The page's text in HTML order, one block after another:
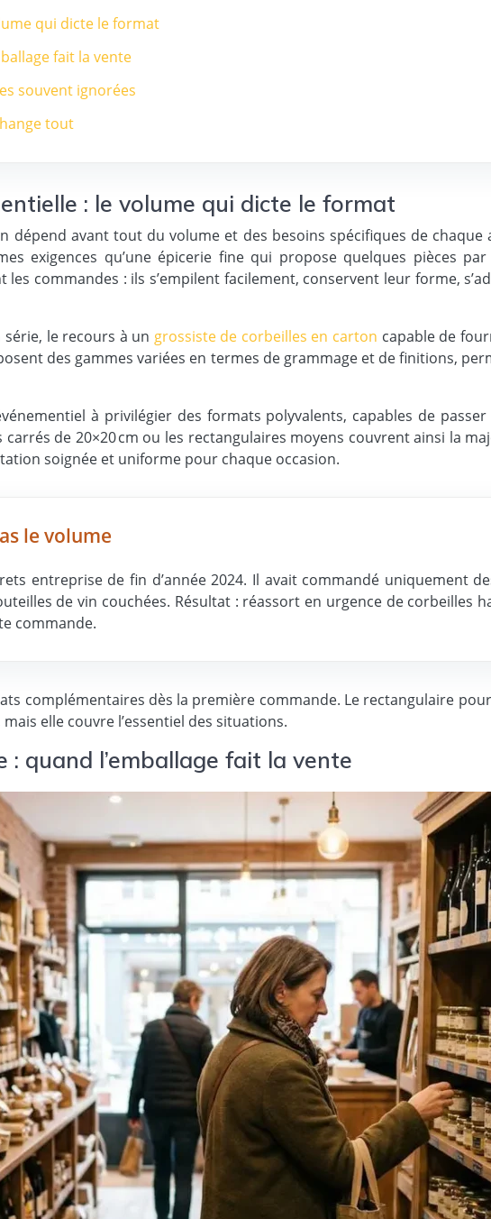
qui dicte le format
fait la vente
souvent ignorées
tout
: le volume qui dicte le format
dépend avant tout du volume et des besoins spécifiques de
exigences qu’une épicerie fine qui propose quelques pièces
commandes : ils s’empilent facilement, conservent leur forme,
le recours à un grossiste de corbeilles en carton capable de
des gammes variées en termes de grammage et de finitions,
à privilégier des formats polyvalents, capables de
de 20×20 cm ou les rectangulaires moyens couvrent ainsi la
soignée et uniforme pour chaque occasion.
le volume
entreprise de fin d’année 2024. Il avait commandé uniquement
de vin couchées. Résultat : réassort en urgence de corbeilles
commande.
complémentaires dès la première commande. Le rectangulaire
elle couvre l’essentiel des situations.
: quand l’emballage fait la vente